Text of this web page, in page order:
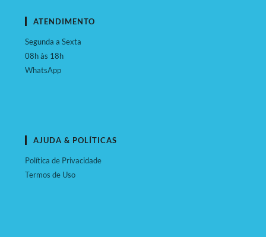
ATENDIMENTO
Segunda a Sexta
08h às 18h
WhatsApp
AJUDA & POLÍTICAS
Política de Privacidade
Termos de Uso